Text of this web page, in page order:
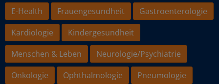
E-Health
Frauengesundheit
Gastroenterologie
Kardiologie
Kindergesundheit
Menschen & Leben
Neurologie/Psychiatrie
Onkologie
Ophthalmologie
Pneumologie